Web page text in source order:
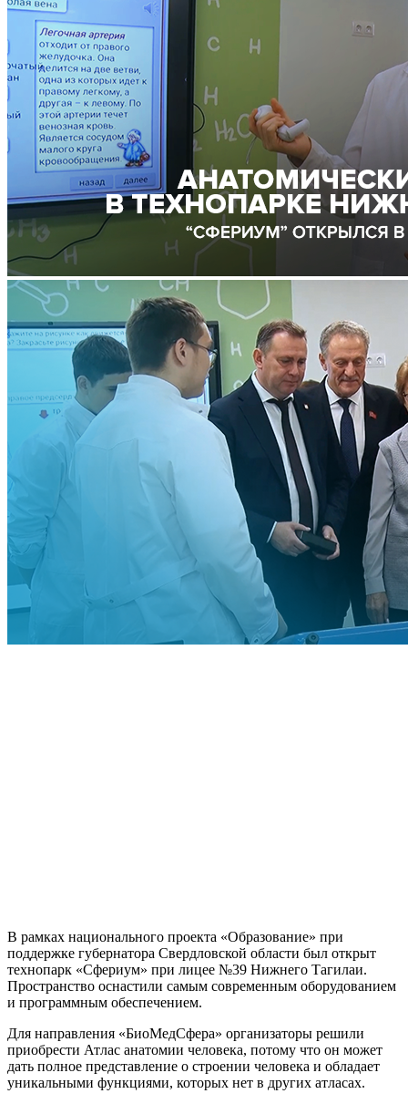
В рамках национального проекта «Образование» при
поддержке губернатора Свердловской области был открыт
технопарк «Сфериум» при лицее №39 Нижнего Тагилаи.
Пространство оснастили самым современным оборудованием
и программным обеспечением.
Для направления «БиоМедСфера» организаторы решили
приобрести Атлас анатомии человека, потому что он может
дать полное представление о строении человека и обладает
уникальными функциями, которых нет в других атласах.